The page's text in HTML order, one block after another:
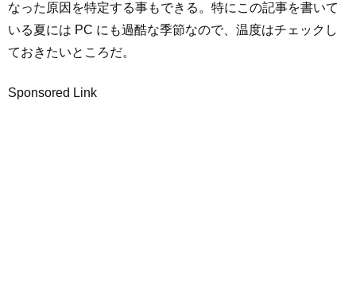
なった原因を特定する事もできる。特にこの記事を書いて
いる夏には PC にも過酷な季節なので、温度はチェックし
ておきたいところだ。
Sponsored Link